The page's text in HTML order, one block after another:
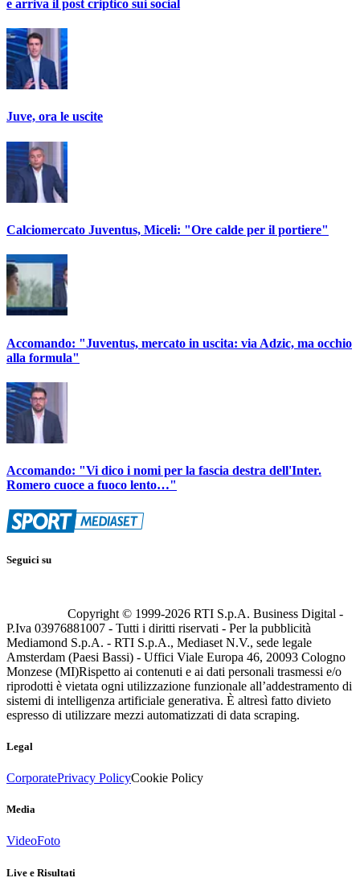
e arriva il post criptico sui social
Juve, ora le uscite
Calciomercato Juventus, Miceli: "Ore calde per il portiere"
Accomando: "Juventus, mercato in uscita: via Adzic, ma occhio
alla formula"
Accomando: "Vi dico i nomi per la fascia destra dell'Inter.
Romero cuoce a fuoco lento…"
Seguici su
Copyright © 1999-2026 RTI S.p.A. Business Digital -
P.Iva 03976881007 - Tutti i diritti riservati - Per la pubblicità
Mediamond S.p.A. - RTI S.p.A., Mediaset N.V., sede legale
Amsterdam (Paesi Bassi) - Uffici Viale Europa 46, 20093 Cologno
Monzese (MI)Rispetto ai contenuti e ai dati personali trasmessi e/o
riprodotti è vietata ogni utilizzazione funzionale all’addestramento di
sistemi di intelligenza artificiale generativa. È altresì fatto divieto
espresso di utilizzare mezzi automatizzati di data scraping.
Legal
CorporatePrivacy PolicyCookie Policy
Media
VideoFoto
Live e Risultati